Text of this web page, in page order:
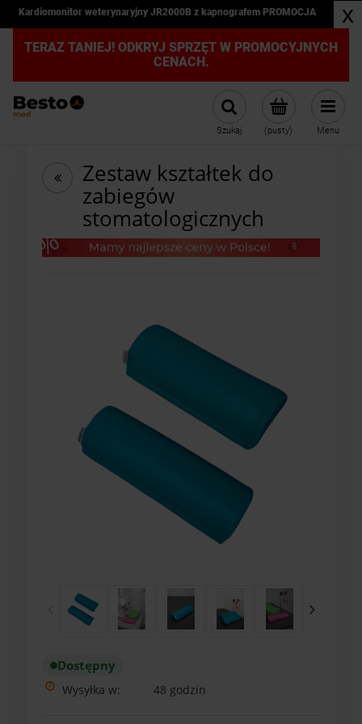
Kardiomonitor weterynaryjny JR2000B z kapnografem PROMOCJA x
TERAZ TANIEJ! ODKRYJ SPRZĘT W PROMOCYJNYCH
CENACH.
(pusty)
Szukaj Menu
Zestaw kształtek do
zabiegów
stomatologicznych
Dostępny
Wysyłka w: 48 godzin